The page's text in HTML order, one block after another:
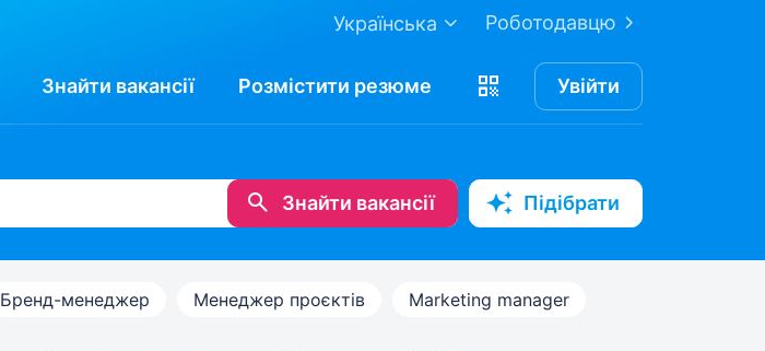
Роботодавцю
Українська
Знайти вакансії Розмістити резюме Увійти
Знайти вакансії Підібрати
Бренд-менеджер Менеджер проєктів Marketing manager